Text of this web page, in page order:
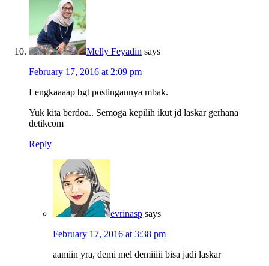
Melly Feyadin says
February 17, 2016 at 2:09 pm
Lengkaaaap bgt postingannya mbak.
Yuk kita berdoa.. Semoga kepilih ikut jd laskar gerhana
detikcom
Reply
evrinasp says
February 17, 2016 at 3:38 pm
aamiin yra, demi mel demiiiii bisa jadi laskar